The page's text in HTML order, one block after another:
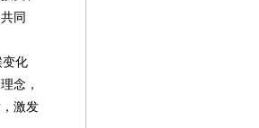
同
化
念，
激发